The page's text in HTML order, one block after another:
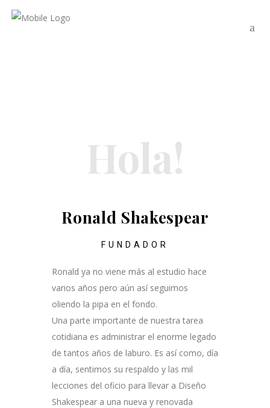
Hola!
Ronald Shakespear
FUNDADOR
Ronald ya no viene más al estudio hace
varios años pero aún así seguimos
oliendo la pipa en el fondo.
Una parte importante de nuestra tarea
cotidiana es administrar el enorme legado
de tantos años de laburo. Es así como, día
a día, sentimos su respaldo y las mil
lecciones del oficio para llevar a Diseño
Shakespear a una nueva y renovada